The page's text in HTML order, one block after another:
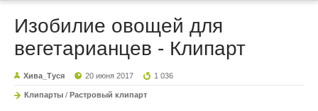
Изобилие овощей для
вегетарианцев - Клипарт
Хива_Туся 20 июня 2017 1 036
Клипарты / Растровый клипарт